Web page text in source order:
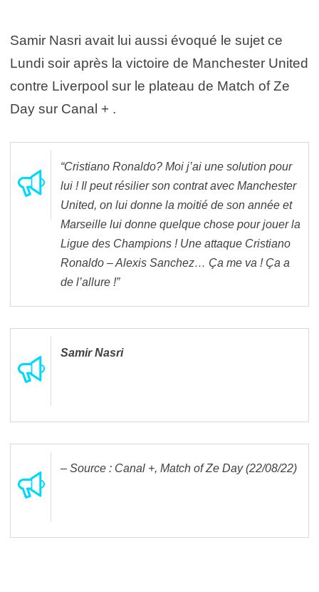
Samir Nasri avait lui aussi évoqué le sujet ce
Lundi soir après la victoire de Manchester United
contre Liverpool sur le plateau de Match of Ze
Day sur Canal + .
“Cristiano Ronaldo? Moi j’ai une solution pour
lui ! Il peut résilier son contrat avec Manchester
United, on lui donne la moitié de son année et
Marseille lui donne quelque chose pour jouer la
Ligue des Champions ! Une attaque Cristiano
Ronaldo – Alexis Sanchez… Ça me va ! Ça a
de l’allure !”
Samir Nasri
– Source : Canal +, Match of Ze Day (22/08/22)